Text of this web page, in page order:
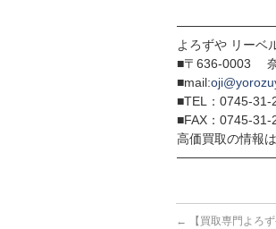
よろずや リーベ
■〒636-0003 奈
■mail:
■TEL：0745-31-
■FAX：0745-31-
高価買取の情報
←
【買取専門よろ